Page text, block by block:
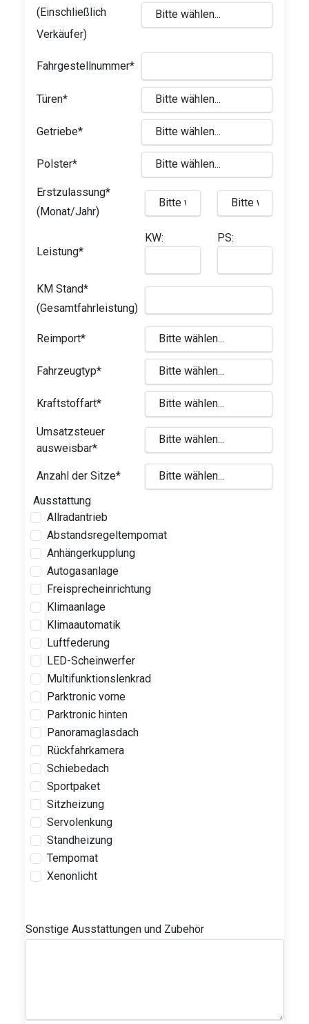
(Einschließlich
Verkäufer)
Fahrgestellnummer*
Türen*
Getriebe*
Polster*
Erstzulassung*
(Monat/Jahr)
Leistung*
KW: PS:
KM Stand*
(Gesamtfahrleistung)
Reimport*
Fahrzeugtyp*
Kraftstoffart*
Umsatzsteuer
ausweisbar*
Anzahl der Sitze*
Ausstattung
Allradantrieb
Abstandsregeltempomat
Anhängerkupplung
Autogasanlage
Freisprecheinrichtung
Klimaanlage
Klimaautomatik
Luftfederung
LED-Scheinwerfer
Multifunktionslenkrad
Parktronic vorne
Parktronic hinten
Panoramaglasdach
Rückfahrkamera
Schiebedach
Sportpaket
Sitzheizung
Servolenkung
Standheizung
Tempomat
Xenonlicht
Sonstige Ausstattungen und Zubehör